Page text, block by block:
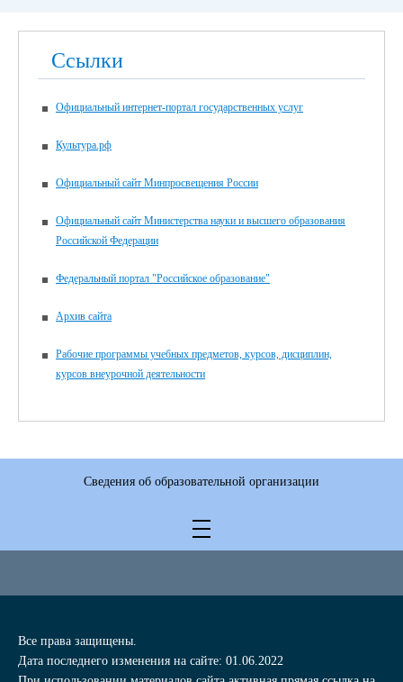
Ссылки
Официальный интернет-портал государственных услуг
Культура.рф
Официальный сайт Минпросвещения России
Официальный сайт Министерства науки и высшего образования
Российской Федерации
Федеральный портал "Российское образование"
Архив сайта
Рабочие программы учебных предметов, курсов, дисциплин,
курсов внеурочной деятельности
Сведения об образовательной организации
Все права защищены.
Дата последнего изменения на сайте: 01.06.2022